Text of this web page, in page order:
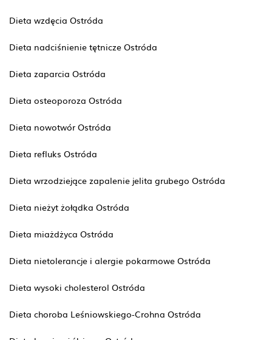
Dieta wzdęcia Ostróda
Dieta nadciśnienie tętnicze Ostróda
Dieta zaparcia Ostróda
Dieta osteoporoza Ostróda
Dieta nowotwór Ostróda
Dieta refluks Ostróda
Dieta wrzodziejące zapalenie jelita grubego Ostróda
Dieta nieżyt żołądka Ostróda
Dieta miażdżyca Ostróda
Dieta nietolerancje i alergie pokarmowe Ostróda
Dieta wysoki cholesterol Ostróda
Dieta choroba Leśniowskiego-Crohna Ostróda